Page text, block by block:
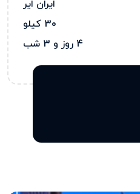
ایران ایر
30 کیلو
4 روز و 3 شب